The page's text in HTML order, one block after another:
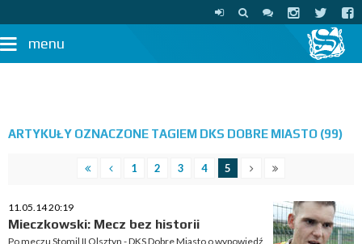
menu
ARTYKUŁY OZNACZONE TAGIEM DKS DOBRE MIASTO (99)
1 2 3 4 5
11.05.14 20:19
Mieczkowski: Mecz bez historii
Po meczu Stomil II Olsztyn - DKS Dobre Miasto o wypowiedź